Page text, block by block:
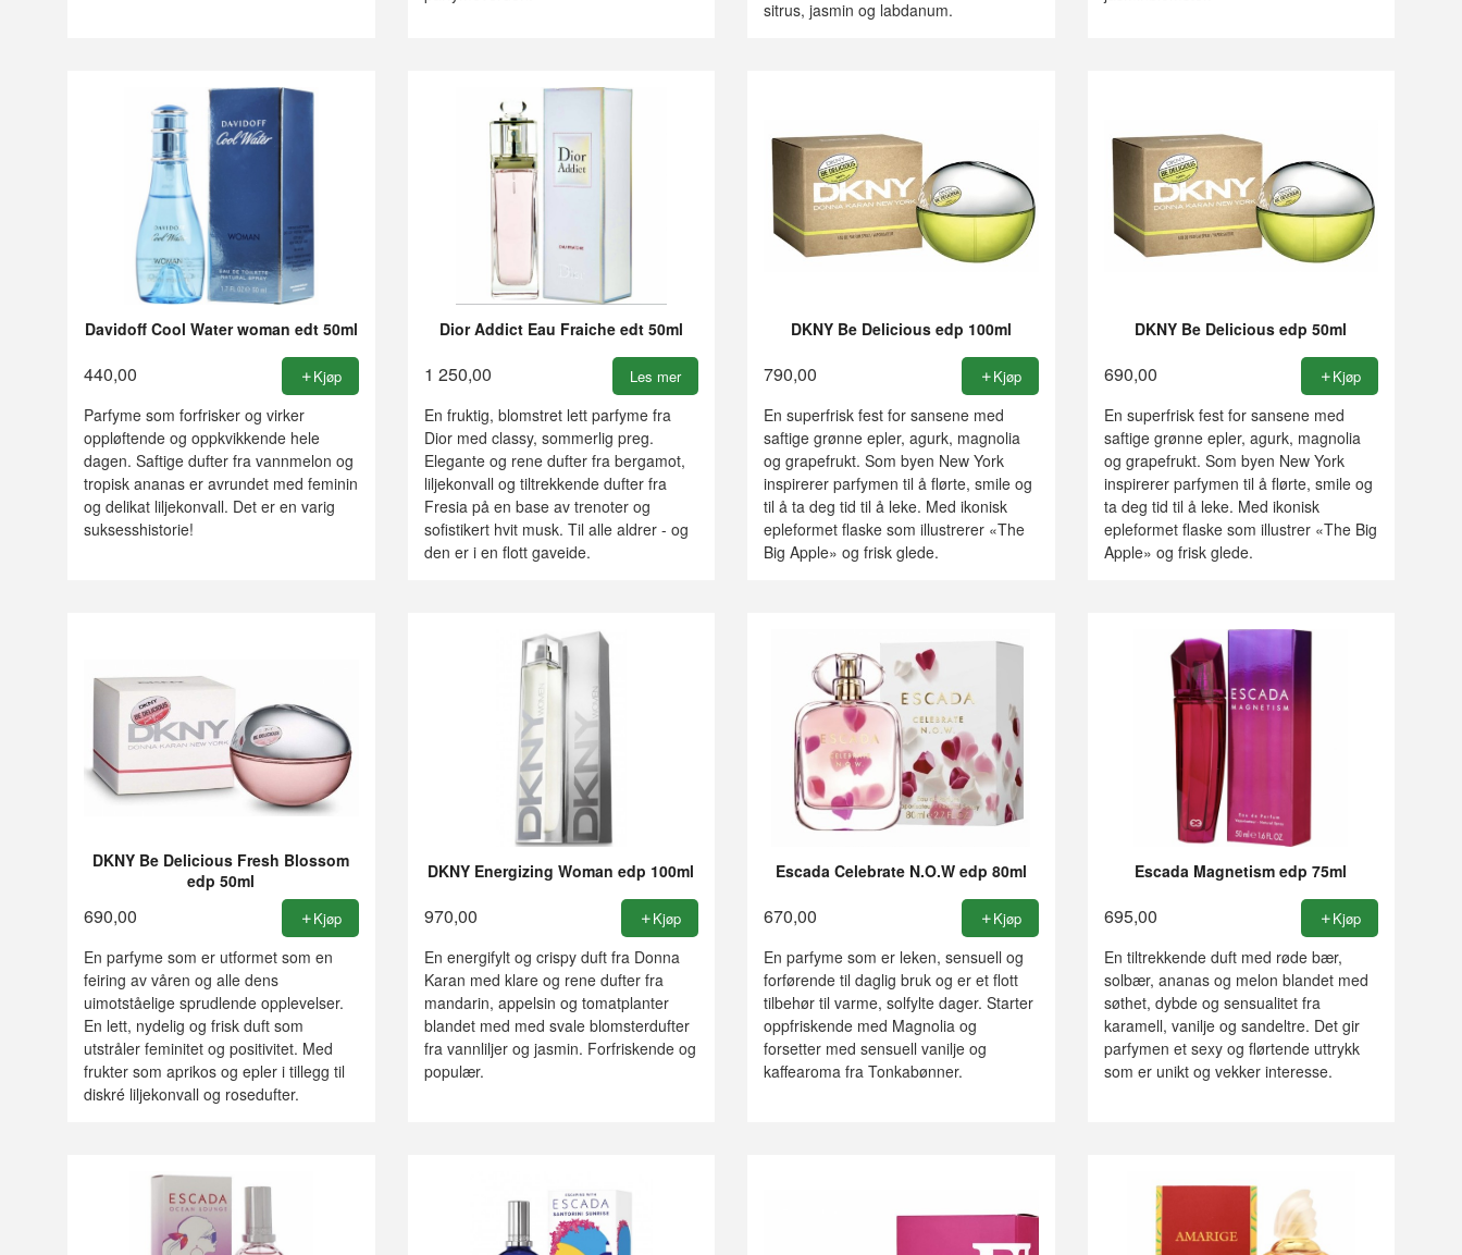
sitrus, jasmin og labdanum.
Davidoff Cool Water woman edt 50ml
440,00 Kjøp
Parfyme som forfrisker og virker
oppløftende og oppkvikkende hele
dagen. Saftige dufter fra vannmelon og
tropisk ananas er avrundet med feminin
og delikat liljekonvall. Det er en varig
suksesshistorie!
Dior Addict Eau Fraiche edt 50ml
1 250,00 Les mer
En fruktig, blomstret lett parfyme fra
Dior med classy, sommerlig preg.
Elegante og rene dufter fra bergamot,
liljekonvall og tiltrekkende dufter fra
Fresia på en base av trenoter og
sofistikert hvit musk. Til alle aldrer - og
den er i en flott gaveide.
DKNY Be Delicious edp 100ml
790,00 Kjøp
En superfrisk fest for sansene med
saftige grønne epler, agurk, magnolia
og grapefrukt. Som byen New York
inspirerer parfymen til å flørte, smile og
til å ta deg tid til å leke. Med ikonisk
epleformet flaske som illustrerer «The
Big Apple» og frisk glede.
DKNY Be Delicious edp 50ml
690,00 Kjøp
En superfrisk fest for sansene med
saftige grønne epler, agurk, magnolia
og grapefrukt. Som byen New York
inspirerer parfymen til å flørte, smile og
ta deg tid til å leke. Med ikonisk
epleformet flaske som illustrer «The Big
Apple» og frisk glede.
DKNY Be Delicious Fresh Blossom
edp 50ml
690,00 Kjøp
En parfyme som er utformet som en
feiring av våren og alle dens
uimotståelige sprudlende opplevelser.
En lett, nydelig og frisk duft som
utstråler feminitet og positivitet. Med
frukter som aprikos og epler i tillegg til
diskré liljekonvall og rosedufter.
DKNY Energizing Woman edp 100ml
970,00 Kjøp
En energifylt og crispy duft fra Donna
Karan med klare og rene dufter fra
mandarin, appelsin og tomatplanter
blandet med med svale blomsterdufter
fra vannliljer og jasmin. Forfriskende og
populær.
Escada Celebrate N.O.W edp 80ml
670,00 Kjøp
En parfyme som er leken, sensuell og
forførende til daglig bruk og er et flott
tilbehør til varme, solfylte dager. Starter
oppfriskende med Magnolia og
forsetter med sensuell vanilje og
kaffearoma fra Tonkabønner.
Escada Magnetism edp 75ml
695,00 Kjøp
En tiltrekkende duft med røde bær,
solbær, ananas og melon blandet med
søthet, dybde og sensualitet fra
karamell, vanilje og sandeltre. Det gir
parfymen et sexy og flørtende uttrykk
som er unikt og vekker interesse.